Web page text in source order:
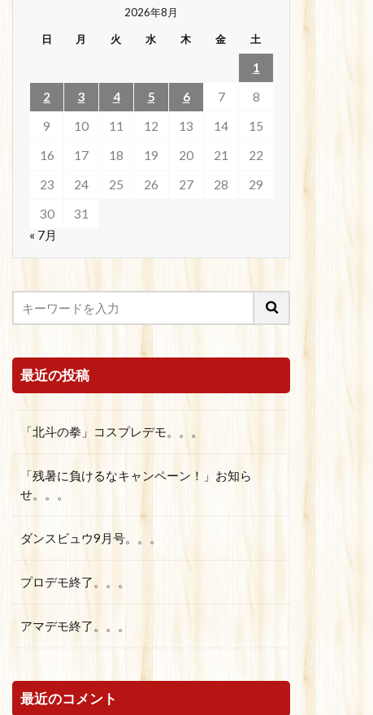
2026年8月
日 月 火 水 木 金 土
1
2
3 4 5 6 7
8
9
10 11 12 13 14
15
16
17 18 19 20 21
22
23
24 25 26 27 28
29
30
31
« 7月
最近の投稿
「北斗の拳」コスプレデモ。。。
「残暑に負けるなキャンペーン！」お知ら
せ。。。
ダンスビュウ9月号。。。
プロデモ終了。。。
アマデモ終了。。。
最近のコメント